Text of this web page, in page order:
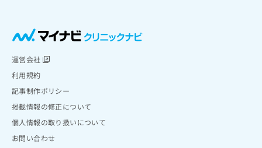
運営会社
利用規約
記事制作ポリシー
掲載情報の修正について
個人情報の取り扱いについて
お問い合わせ